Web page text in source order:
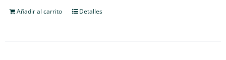
Añadir al carrito Detalles